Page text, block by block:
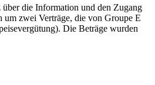
die Information und den Zugang
um zwei Verträge, die von Groupe E
Die Beträge wurden